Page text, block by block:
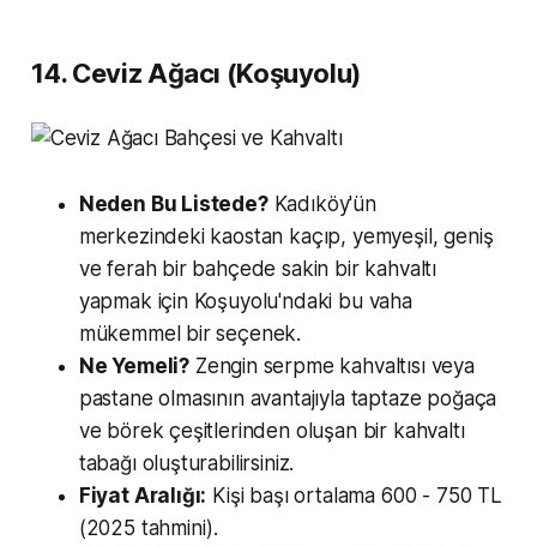
14. Ceviz Ağacı (Koşuyolu)
Neden Bu Listede?Kadıköy'ün
merkezindeki kaostan kaçıp, yemyeşil, geniş
ve ferah bir bahçede sakin bir kahvaltı
yapmak için Koşuyolu'ndaki bu vaha
mükemmel bir seçenek.
Ne Yemeli? Zengin serpme kahvaltısı veya
pastane olmasının avantajıyla taptaze poğaça
ve börek çeşitlerinden oluşan bir kahvaltı
tabağı oluşturabilirsiniz.
Fiyat Aralığı: Kişi başı ortalama 600 - 750 TL
(2025 tahmini).